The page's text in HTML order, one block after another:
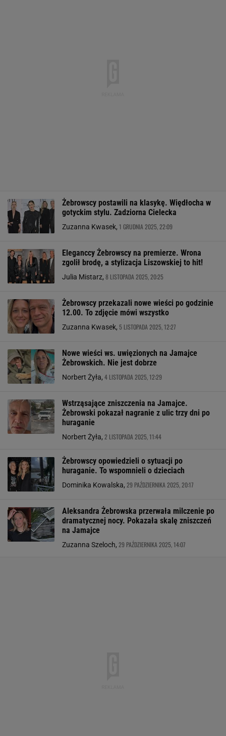
Żebrowscy postawili na klasykę. Więdłocha w
gotyckim stylu. Zadziorna Cielecka
Zuzanna Kwasek, 1 GRUDNIA 2025, 22:09
Eleganccy Żebrowscy na premierze. Wrona
zgolił brodę, a stylizacja Liszowskiej to hit!
Julia Mistarz, 8 LISTOPADA 2025, 20:25
Żebrowscy przekazali nowe wieści po godzinie
12.00. To zdjęcie mówi wszystko
Zuzanna Kwasek, 5 LISTOPADA 2025, 12:27
Nowe wieści ws. uwięzionych na Jamajce
Żebrowskich. Nie jest dobrze
Norbert Żyła, 4 LISTOPADA 2025, 12:29
Wstrząsające zniszczenia na Jamajce.
Żebrowski pokazał nagranie z ulic trzy dni po
huraganie
Norbert Żyła, 2 LISTOPADA 2025, 11:44
Żebrowscy opowiedzieli o sytuacji po
huraganie. To wspomnieli o dzieciach
Dominika Kowalska, 29 PAŹDZIERNIKA 2025, 20:17
Aleksandra Żebrowska przerwała milczenie po
dramatycznej nocy. Pokazała skalę zniszczeń
na Jamajce
Zuzanna Szeloch, 29 PAŹDZIERNIKA 2025, 14:07